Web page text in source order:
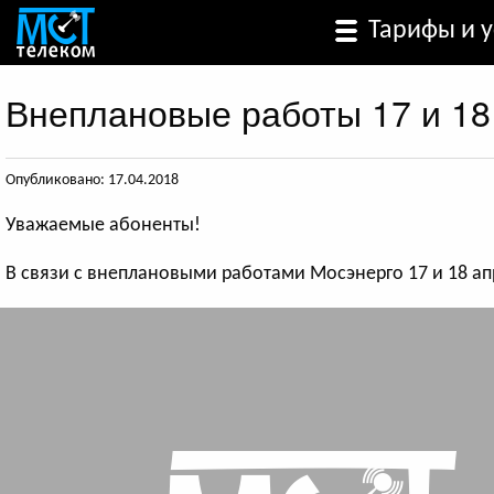
Тарифы и
Внеплановые работы 17 и
Опубликовано: 17.04.2018
Уважаемые абоненты!
В связи с внеплановыми работами Мосэнерго 17 и 18